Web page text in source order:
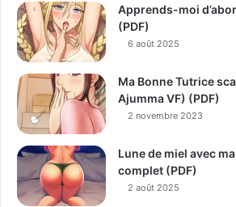
Apprends-moi
(PDF)
6 août 2025
Ma Bonne Tutrice
Ajumma VF) (PDF)
2 novembre 2023
Lune de miel avec
complet (PDF)
2 août 2025